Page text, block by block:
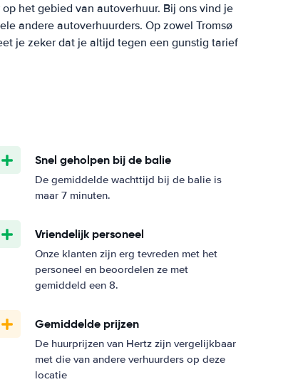
het gebied van autoverhuur. Bij ons vind je
andere autoverhuurders. Op zowel Tromsø
je zeker dat je altijd tegen een gunstig tarief
Snel geholpen bij de balie
De gemiddelde wachttijd bij de balie is
maar 7 minuten.
Vriendelijk personeel
Onze klanten zijn erg tevreden met het
personeel en beoordelen ze met
gemiddeld een 8.
Gemiddelde prijzen
De huurprijzen van Hertz zijn vergelijkbaar
met die van andere verhuurders op deze
locatie